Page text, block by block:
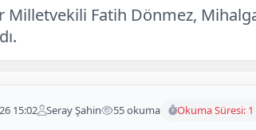
Milletvekili Fatih Dönmez,
15:02 Seray Şahin 55 okuma Okuma Süresi: